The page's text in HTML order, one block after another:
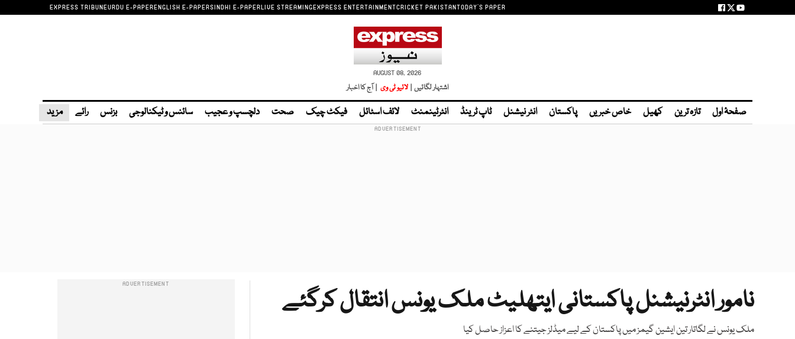
EXPRESS TRIBUNEURDU E-PAPERENGLISH E-PAPERSINDHI E-PAPERLIVE STREAMINGEXPRESS ENTERTAINMENTCRICKET PAKISTANTODAY'S PAPER
AUGUST 08, 2026
اشتہار لگائیں | لائیو ٹی وی | آج کا اخبار
صفحۂ اول تازہ ترین کھیل خاص خبریں پاکستان انٹر نیشنل ٹاپ ٹرینڈ انٹرٹینمنٹ لائف اسٹائل فیکٹ چیک صحت دلچسپ و عجیب سائنس و ٹیکنالوجی بزنس رائے مزید
نامور انٹرنیشنل پاکستانی ایتھلیٹ ملک یونس انتقال کرگئے
ملک یونس نے لگاتار تین ایشین گیمز میں پاکستان کے لیے میڈلز جیتنے کا اعزاز حاصل کیا